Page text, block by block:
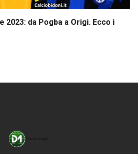
con noi
2023: da Pogba a Origi. Ecco i